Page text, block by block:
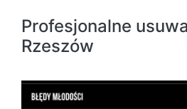
Profesjonalne
Rzeszów